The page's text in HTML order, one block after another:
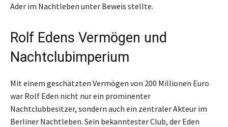
Ader im Nachtleben unter Beweis stellte.
Rolf Edens Vermögen und
Nachtclubimperium
Mit einem geschätzten Vermögen von 200 Millionen Euro
war Rolf Eden nicht nur ein prominenter
Nachtclubbesitzer, sondern auch ein zentraler Akteur im
Berliner Nachtleben. Sein bekanntester Club, der Eden